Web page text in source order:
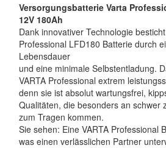
Versorgungsbatterie Varta
12V 180Ah
Dank innovativer Technologie
Professional LFD180 Batterie durch
Lebensdauer
und eine minimale Selbstentladung.
VARTA Professional extrem
denn sie ist absolut wartungsfrei,
Qualitäten, die besonders an schwer
zum Tragen kommen.
Sie sehen: Eine VARTA Professional
was einen verlässlichen Partner